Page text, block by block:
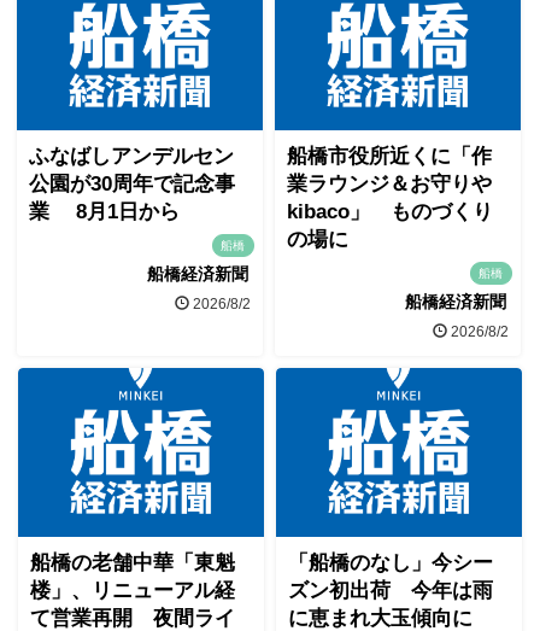
ふなばしアンデルセン
公園が30周年で記念事
業 8月1日から
船橋
船橋経済新聞
2026/8/2
船橋市役所近くに「作
業ラウンジ＆お守りや
kibaco」 ものづくり
の場に
船橋
船橋経済新聞
2026/8/2
船橋の老舗中華「東魁
楼」、リニューアル経
て営業再開 夜間ライ
「船橋のなし」今シー
ズン初出荷 今年は雨
に恵まれ大玉傾向に